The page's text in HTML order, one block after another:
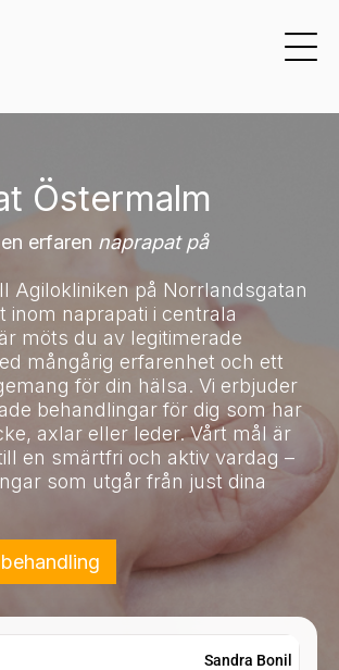
Östermalm
erfaren naprapat på
Agilokliniken på Norrlandsgatan
inom naprapati i centrala
möts du av legitimerade
mångårig erfarenhet och ett
för din hälsa. Vi erbjuder
behandlingar för dig som har
axlar eller leder. Vårt mål är
en smärtfri och aktiv vardag –
som utgår från just dina